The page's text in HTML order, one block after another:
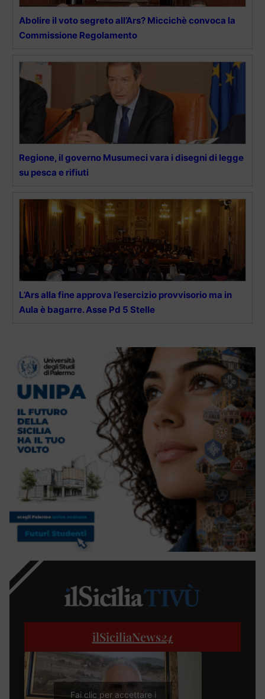
Abolire il voto segreto all’Ars? Miccichè convoca la
Commissione Regolamento
Regione, il governo Musumeci vara i disegni di legge
su pesca e rifiuti
L’Ars alla fine approva l’esercizio provvisorio ma in
Aula è bagarre. Asse Pd 5 Stelle
ilSiciliaNews24
Fai clic per accettare i